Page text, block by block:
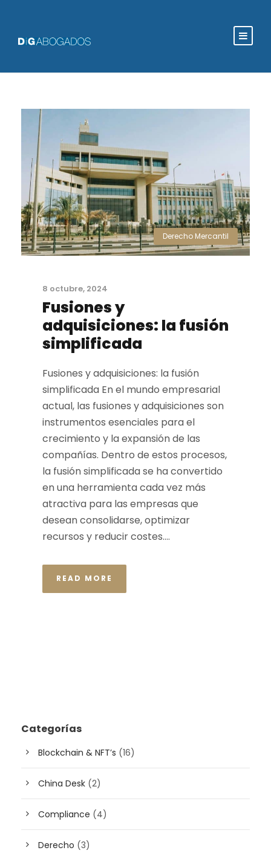
Derecho Mercantil
8 octubre, 2024
Fusiones y
adquisiciones: la fusión
simplificada
Fusiones y adquisiciones: la fusión
simplificada En el mundo empresarial
actual, las fusiones y adquisiciones son
instrumentos esenciales para el
crecimiento y la expansión de las
compañías. Dentro de estos procesos,
la fusión simplificada se ha convertido
en una herramienta cada vez más
atractiva para las empresas que
desean consolidarse, optimizar
recursos y reducir costes....
READ MORE
Categorías
Blockchain & NFT’s (16)
China Desk (2)
Compliance (4)
Derecho (3)